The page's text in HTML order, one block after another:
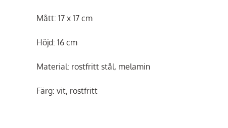
Mått: 17 x 17 cm
Höjd: 16 cm
Material: rostfritt stål, melamin
Färg: vit, rostfritt